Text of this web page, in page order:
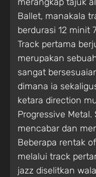
Ballet, manakala
berdurasi 12 minit
Track pertama
merupakan
sangat
dimana ia
ketara direction
Progressive
mencabar dan
Beberapa rentak
melalui track
jazz diselitkan